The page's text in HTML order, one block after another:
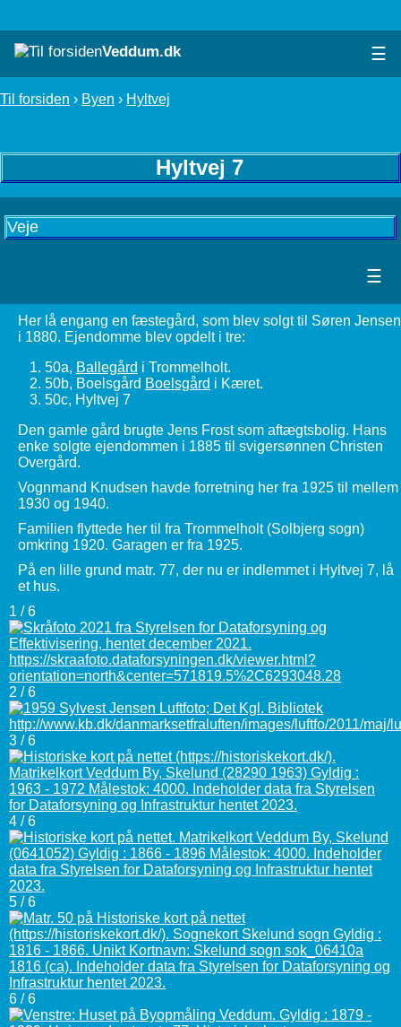
Veddum.dk ☰
Til forsiden › Byen › Hyltvej
Hyltvej 7
Veje
☰
Her lå engang en fæstegård, som blev solgt til Søren Jensen
i 1880. Ejendomme blev opdelt i tre:
50a, Ballegård i Trommelholt.
50b, Boelsgård Boelsgård i Kæret.
50c, Hyltvej 7
Den gamle gård brugte Jens Frost som aftægtsbolig. Hans
enke solgte ejendommen i 1885 til svigersønnen Christen
Overgård.
Vognmand Knudsen havde forretning her fra 1925 til mellem
1930 og 1940.
Familien flyttede her til fra Trommelholt (Solbjerg sogn)
omkring 1920. Garagen er fra 1925.
På en lille grund matr. 77, der nu er indlemmet i Hyltvej 7, lå
et hus.
1 / 6
2 / 6
3 / 6
4 / 6
5 / 6
6 / 6